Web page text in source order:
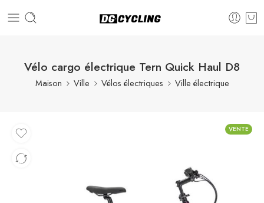
Vélo cargo électrique Tern Quick Haul D8
Maison Ville Vélos électriques Ville électrique
VENTE